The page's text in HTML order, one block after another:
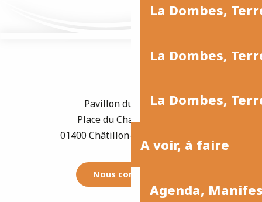
La Dombes,
La Dombes,
La Dombes,
A voir, à faire
Agenda,
Pavillon du Tourisme
Place du Champ de Foire
01400 Châtillon-sur-Chalaronne
Nous contacter